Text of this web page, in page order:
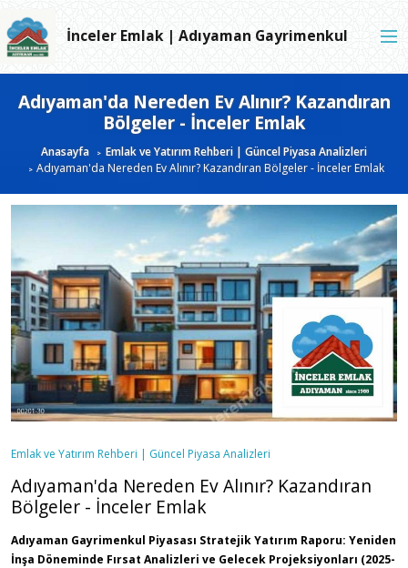
İnceler Emlak | Adıyaman Gayrimenkul
Adıyaman'da Nereden Ev Alınır? Kazandıran
Bölgeler - İnceler Emlak
Anasayfa
Emlak ve Yatırım Rehberi | Güncel Piyasa Analizleri
Adıyaman'da Nereden Ev Alınır? Kazandıran Bölgeler - İnceler Emlak
Emlak ve Yatırım Rehberi | Güncel Piyasa Analizleri
Adıyaman'da Nereden Ev Alınır? Kazandıran
Bölgeler - İnceler Emlak
Adıyaman Gayrimenkul Piyasası Stratejik Yatırım Raporu: Yeniden
İnşa Döneminde Fırsat Analizleri ve Gelecek Projeksiyonları (2025-